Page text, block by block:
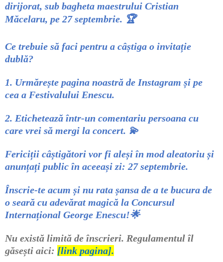
dirijorat, sub bagheta maestrului Cristian
Măcelaru, pe 27 septembrie. 🏆
Ce trebuie să faci pentru a câștiga o invitație
dublă?
1. Urmărește pagina noastră de Instagram și pe
cea a Festivalului Enescu.
2. Etichetează într-un comentariu persoana cu
care vrei să mergi la concert. 💫
Fericiții câștigători vor fi aleși în mod aleatoriu și
anunțați public în aceeași zi: 27 septembrie.
Înscrie-te acum și nu rata șansa de a te bucura de
o seară cu adevărat magică la Concursul
Internațional George Enescu!🌟
Nu există limită de înscrieri. Regulamentul îl
găsești aici: [link pagina].